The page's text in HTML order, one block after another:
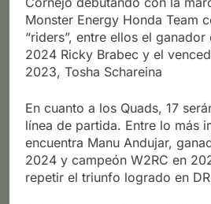
Monster Energy Honda Team
“riders”, entre ellos el
2024 Ricky Brabec y el
2023, Tosha Schareina
En cuanto a los Quads, 17
línea de partida. Entre lo más
encuentra Manu Andujar,
2024 y campeón W2RC en
repetir el triunfo logrado en